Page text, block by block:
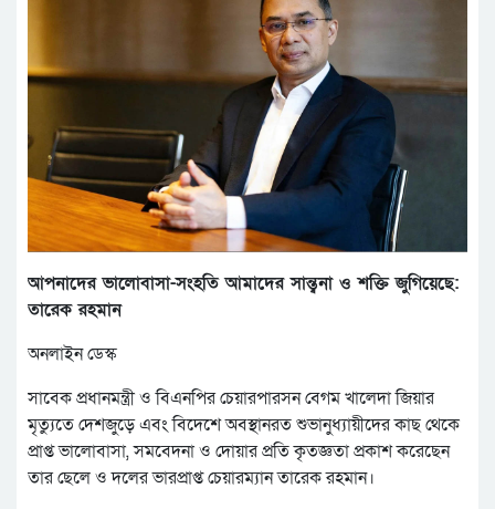
আপনাদের ভালোবাসা-সংহতি আমাদের সান্ত্বনা ও শক্তি জুগিয়েছে:
তারেক রহমান
অনলাইন ডেস্ক
সাবেক প্রধানমন্ত্রী ও বিএনপির চেয়ারপারসন বেগম খালেদা জিয়ার
মৃত্যুতে দেশজুড়ে এবং বিদেশে অবস্থানরত শুভানুধ্যায়ীদের কাছ থেকে
প্রাপ্ত ভালোবাসা, সমবেদনা ও দোয়ার প্রতি কৃতজ্ঞতা প্রকাশ করেছেন
তার ছেলে ও দলের ভারপ্রাপ্ত চেয়ারম্যান তারেক রহমান।